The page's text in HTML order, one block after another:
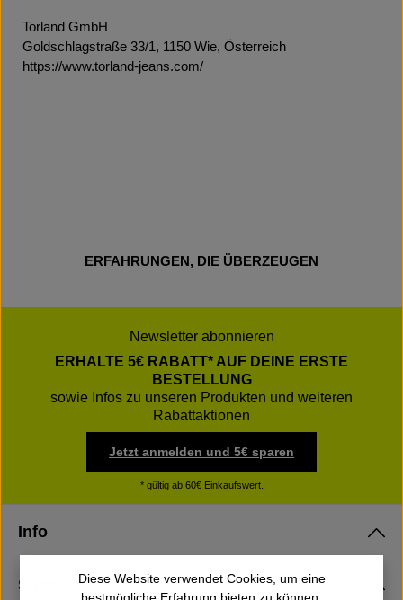
Torland GmbH
Goldschlagstraße 33/1, 1150 Wie, Österreich
https://www.torland-jeans.com/
ERFAHRUNGEN, DIE ÜBERZEUGEN
Newsletter abonnieren
ERHALTE 5€ RABATT* AUF DEINE ERSTE
BESTELLUNG
sowie Infos zu unseren Produkten und weiteren
Rabattaktionen
Jetzt anmelden und 5€ sparen
* gültig ab 60€ Einkaufswert.
Info
Shop
Diese Website verwendet Cookies, um eine